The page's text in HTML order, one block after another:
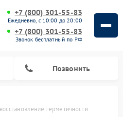
+7 (800) 301-55-83
Ежедневно, с 10:00 до 20:00
+7 (800) 301-55-83
Звонок бесплатный по РФ
Позвонить
герметичности